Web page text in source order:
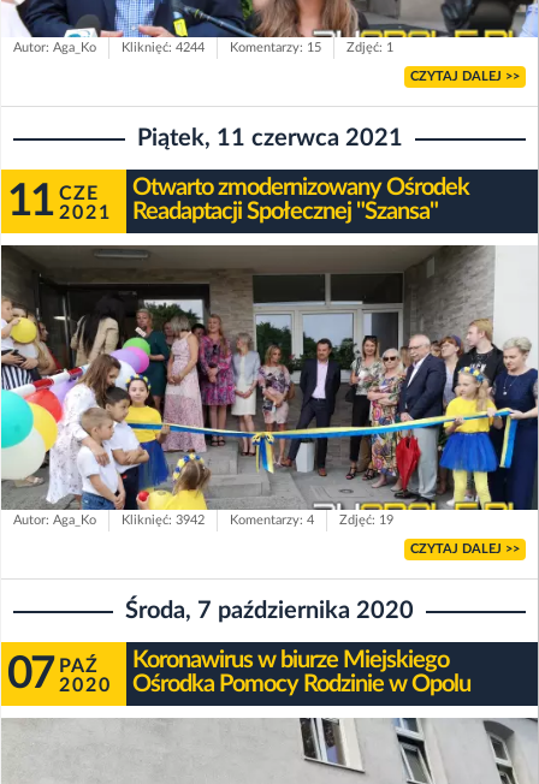
Autor: Aga_Ko Kliknięć: 4244 Komentarzy: 15 Zdjęć: 1
CZYTAJ DALEJ >>
Piątek, 11 czerwca 2021
11 CZE
2021
Otwarto zmodernizowany Ośrodek
Readaptacji Społecznej "Szansa"
Autor: Aga_Ko Kliknięć: 3942 Komentarzy: 4 Zdjęć: 19
CZYTAJ DALEJ >>
Środa, 7 października 2020
07 PAŹ
2020
Koronawirus w biurze Miejskiego
Ośrodka Pomocy Rodzinie w Opolu